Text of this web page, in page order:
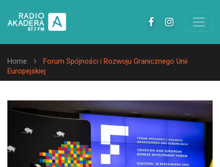
Home
Forum Spójności i Rozwoju Granicznego Unii
Europejskiej